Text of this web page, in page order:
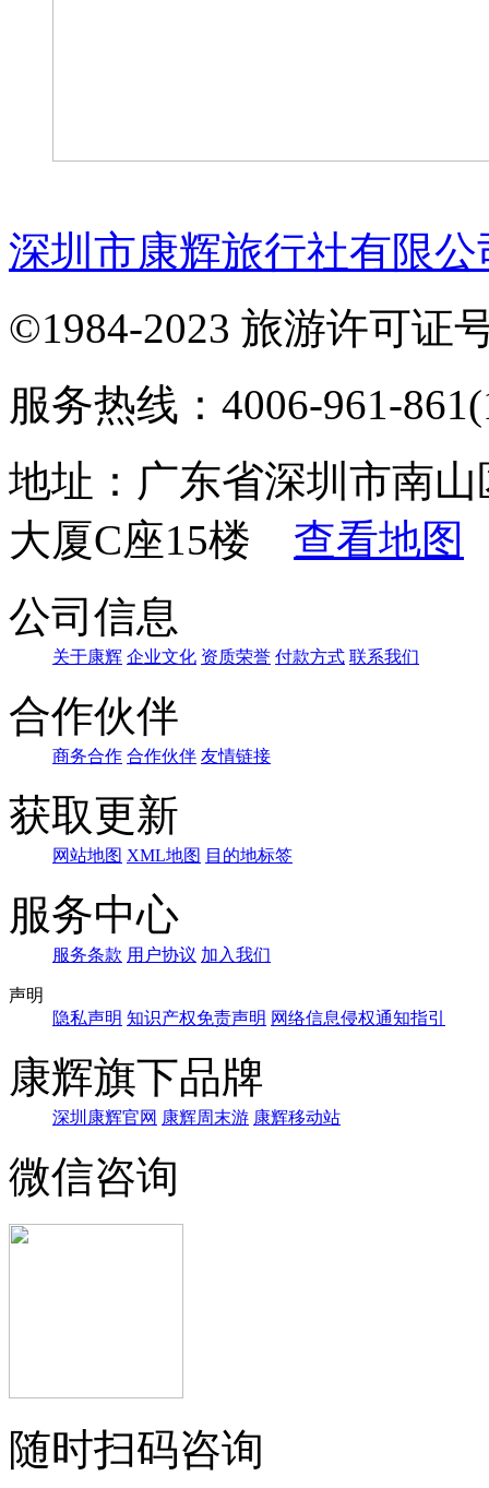
深圳市康辉旅行社有限
©1984-2023 旅游许可证
服务热线：4006-961-
地址：广东省深圳市南
大厦C座15楼 查看地图
公司信息
关于康辉 企业文化 资质荣誉 付款方式 联系我们
合作伙伴
商务合作 合作伙伴 友情链接
获取更新
网站地图 XML地图 目的地标签
服务中心
服务条款 用户协议 加入我们
声明
隐私声明 知识产权免责声明 网络信息侵权通知指引
康辉旗下品牌
深圳康辉官网 康辉周末游 康辉移动站
微信咨询
随时扫码咨询